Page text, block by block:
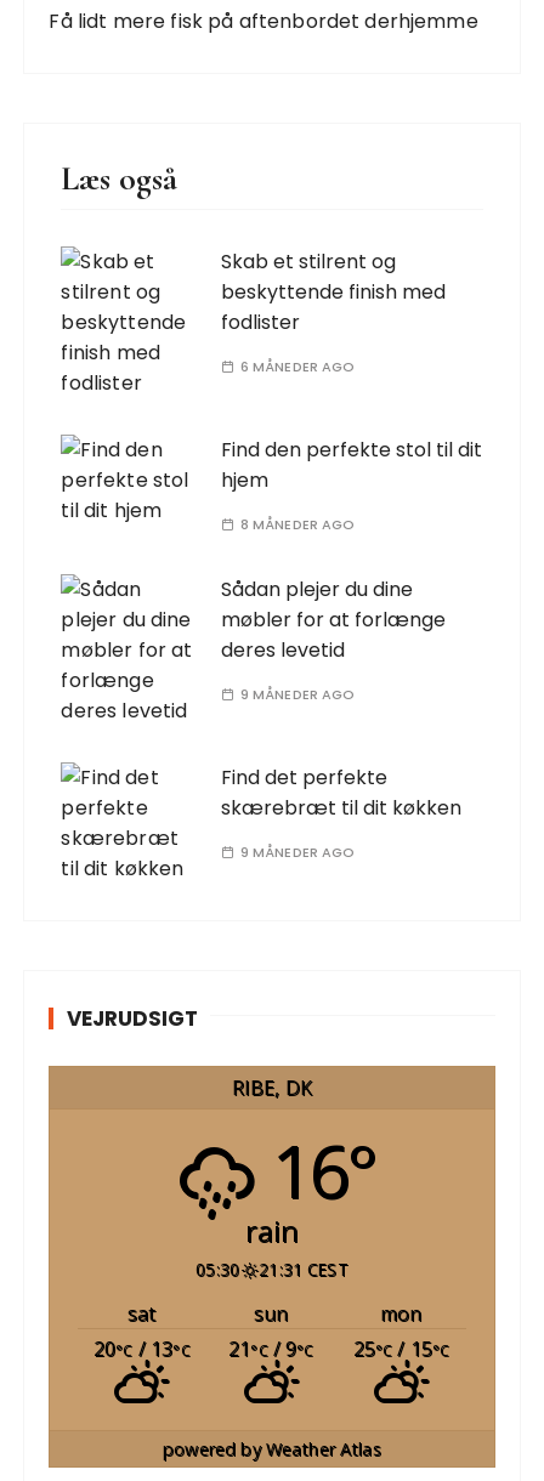
Få lidt mere fisk på aftenbordet derhjemme
Læs også
Skab et stilrent og
beskyttende finish med
fodlister
6 MÅNEDER AGO
Find den perfekte stol til dit
hjem
8 MÅNEDER AGO
Sådan plejer du dine
møbler for at forlænge
deres levetid
9 MÅNEDER AGO
Find det perfekte
skærebræt til dit køkken
9 MÅNEDER AGO
VEJRUDSIGT
RIBE, DK
16°
rain
05:30 21:31 CEST
sat sun
mon
20°C / 13°C 21°C/ 9°C 25°C / 15°C
powered byWeather Atlas